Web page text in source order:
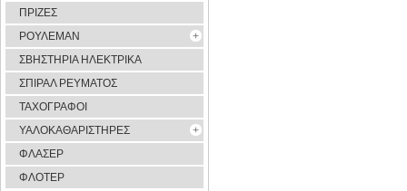
ΠΡΙΖΕΣ
ΡΟΥΛΕΜΑΝ
ΣΒΗΣΤΗΡΙΑ ΗΛΕΚΤΡΙΚΑ
ΣΠΙΡΑΛ ΡΕΥΜΑΤΟΣ
ΤΑΧΟΓΡΑΦΟΙ
ΥΑΛΟΚΑΘΑΡΙΣΤΗΡΕΣ
ΦΛΑΣΕΡ
ΦΛΟΤΕΡ